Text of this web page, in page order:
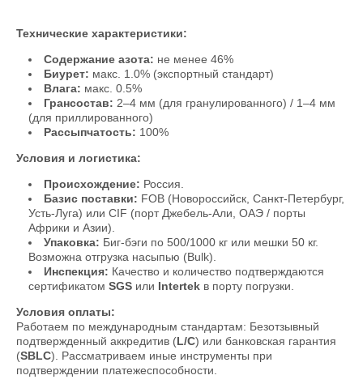
Технические характеристики:
Содержание азота: не менее 46%
Биурет: макс. 1.0% (экспортный стандарт)
Влага: макс. 0.5%
Грансостав: 2–4 мм (для гранулированного) / 1–4 мм
(для приллированного)
Рассыпчатость: 100%
Условия и логистика:
Происхождение: Россия.
Базис поставки: FOB (Новороссийск, Санкт-Петербург,
Усть-Луга) или CIF (порт Джебель-Али, ОАЭ / порты
Африки и Азии).
Упаковка: Биг-бэги по 500/1000 кг или мешки 50 кг.
Возможна отгрузка насыпью (Bulk).
Инспекция: Качество и количество подтверждаются
сертификатом SGS или Intertek в порту погрузки.
Условия оплаты:
Работаем по международным стандартам: Безотзывный
подтвержденный аккредитив (L/C) или банковская гарантия
(SBLC). Рассматриваем иные инструменты при
подтверждении платежеспособности.